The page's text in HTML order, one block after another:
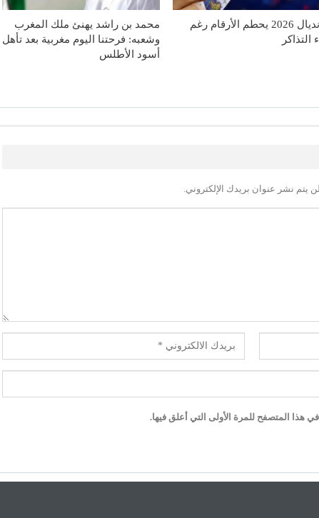
مونديال 2026 يحطم الأرقام رغم
التذاكر
محمد بن راشد يهنئ ملك المغرب
وشعبه: فرحتنا اليوم مغربية بعد تأهل
أسود الأطلس
لن يتم نشر عنوان بريدك الإلكتروني.
هذا المتصفح للمرة الأولى التي أعلق فيها.